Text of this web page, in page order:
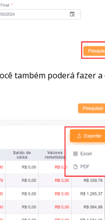
também poderá fazer